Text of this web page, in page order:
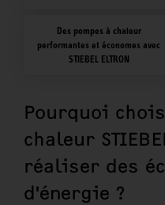
Des pompes à chaleur
performantes et économes avec
STIEBEL ELTRON
Pourquoi
chaleur
réaliser des
d'énergie ?